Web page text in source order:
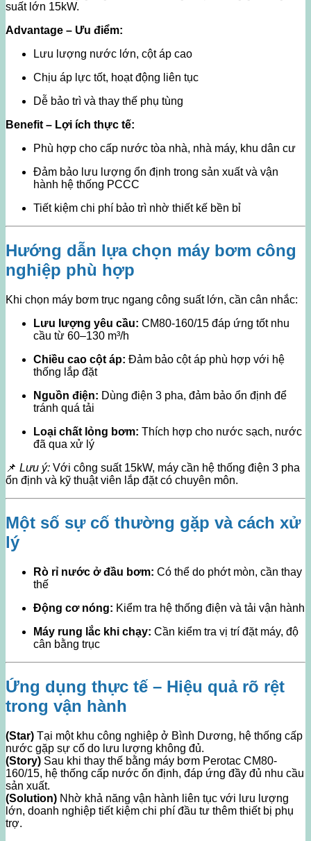
suất lớn 15kW.
Advantage – Ưu điểm:
Lưu lượng nước lớn, cột áp cao
Chịu áp lực tốt, hoạt động liên tục
Dễ bảo trì và thay thế phụ tùng
Benefit – Lợi ích thực tế:
Phù hợp cho cấp nước tòa nhà, nhà máy, khu dân cư
Đảm bảo lưu lượng ổn định trong sản xuất và vận
hành hệ thống PCCC
Tiết kiệm chi phí bảo trì nhờ thiết kế bền bỉ
Hướng dẫn lựa chọn máy bơm công
nghiệp phù hợp
Khi chọn máy bơm trục ngang công suất lớn, cần cân nhắc:
Lưu lượng yêu cầu: CM80-160/15 đáp ứng tốt nhu
cầu từ 60–130 m³/h
Chiều cao cột áp: Đảm bảo cột áp phù hợp với hệ
thống lắp đặt
Nguồn điện: Dùng điện 3 pha, đảm bảo ổn định để
tránh quá tải
Loại chất lỏng bơm: Thích hợp cho nước sạch, nước
đã qua xử lý
📌 Lưu ý: Với công suất 15kW, máy cần hệ thống điện 3 pha
ổn định và kỹ thuật viên lắp đặt có chuyên môn.
Một số sự cố thường gặp và cách xử
lý
Rò rỉ nước ở đầu bơm: Có thể do phớt mòn, cần thay
thế
Động cơ nóng: Kiểm tra hệ thống điện và tải vận hành
Máy rung lắc khi chạy: Cần kiểm tra vị trí đặt máy, độ
cân bằng trục
Ứng dụng thực tế – Hiệu quả rõ rệt
trong vận hành
(Star) Tại một khu công nghiệp ở Bình Dương, hệ thống cấp
nước gặp sự cố do lưu lượng không đủ.
(Story) Sau khi thay thế bằng máy bơm Perotac CM80-
160/15, hệ thống cấp nước ổn định, đáp ứng đầy đủ nhu cầu
sản xuất.
(Solution) Nhờ khả năng vận hành liên tục với lưu lượng
lớn, doanh nghiệp tiết kiệm chi phí đầu tư thêm thiết bị phụ
trợ.